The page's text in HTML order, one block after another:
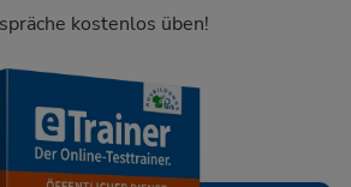
kostenlos üben!